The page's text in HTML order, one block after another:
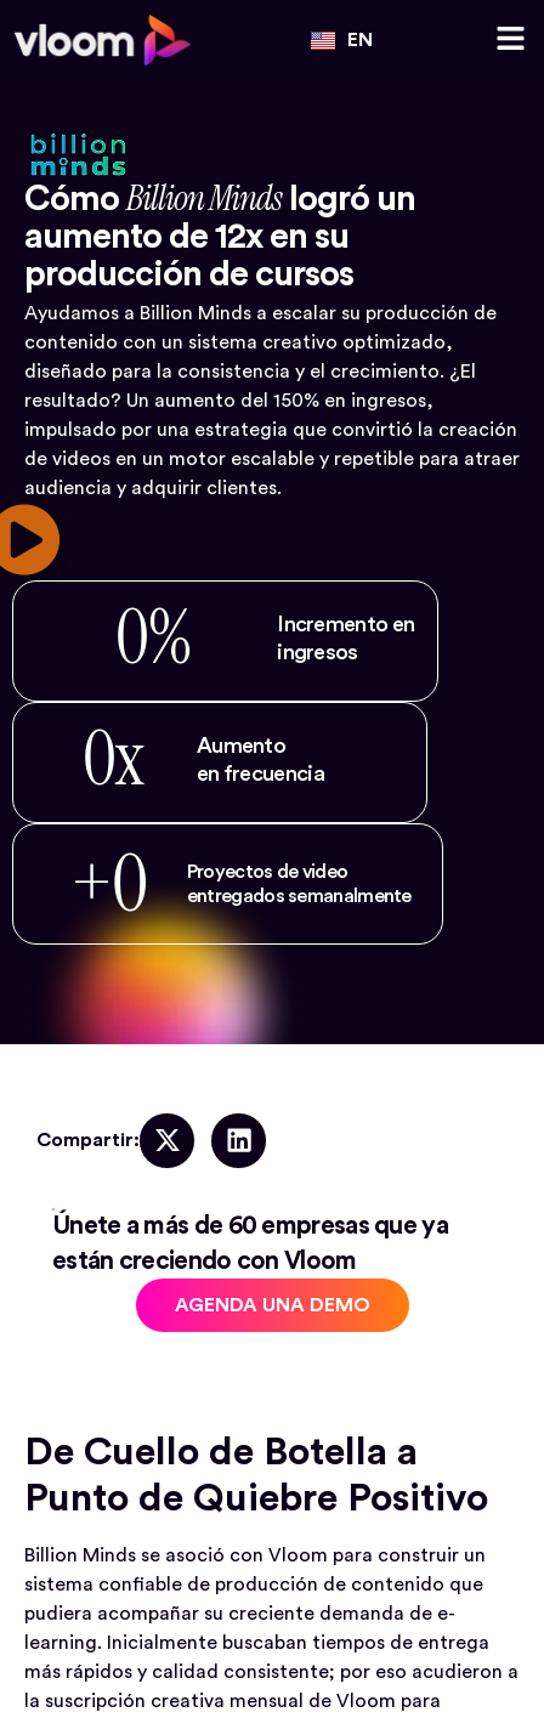
EN
Cómo Billion Mindslogró un
aumento de 12x en su
producción de cursos
Ayudamos a Billion Minds a escalar su producción de
contenido con un sistema creativo optimizado,
diseñado para la consistencia y el crecimiento. ¿El
resultado? Un aumento del 150% en ingresos,
impulsado por una estrategia que convirtió la creación
de videos en un motor escalable y repetible para atraer
audiencia y adquirir clientes.
0%
Incremento en
ingresos
0x
Aumento
en frecuencia
+0
Proyectos de video
entregados semanalmente
Compartir:
Únete a más de 60 empresas que ya
están creciendo con Vloom
AGENDA UNA DEMO
De Cuello de Botella a
Punto de Quiebre Positivo
Billion Minds se asoció con Vloom para construir un
sistema confiable de producción de contenido que
pudiera acompañar su creciente demanda de e-
learning. Inicialmente buscaban tiempos de entrega
más rápidos y calidad consistente; por eso acudieron a
la suscripción creativa mensual de Vloom para